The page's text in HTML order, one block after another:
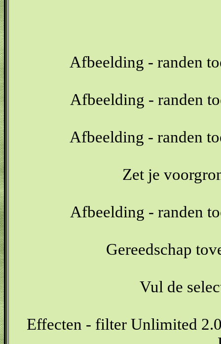
Afbeelding - randen
Afbeelding - randen
Afbeelding - randen
Zet je
Afbeelding - randen
Gereedschap
Vul de
Effecten - filter Unlimited